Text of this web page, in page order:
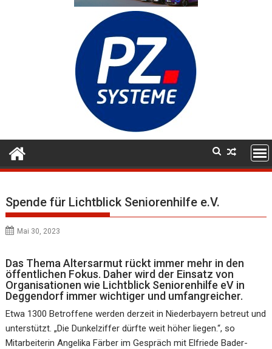
Spende für Lichtblick Seniorenhilfe e.V.
Mai 30, 2023
Das Thema Altersarmut rückt immer mehr in den
öffentlichen Fokus. Daher wird der Einsatz von
Organisationen wie Lichtblick Seniorenhilfe eV in
Deggendorf immer wichtiger und umfangreicher.
Etwa 1300 Betroffene werden derzeit in Niederbayern betreut und
unterstützt. „Die Dunkelziffer dürfte weit höher liegen.“, so
Mitarbeiterin Angelika Färber im Gespräch mit Elfriede Bader-